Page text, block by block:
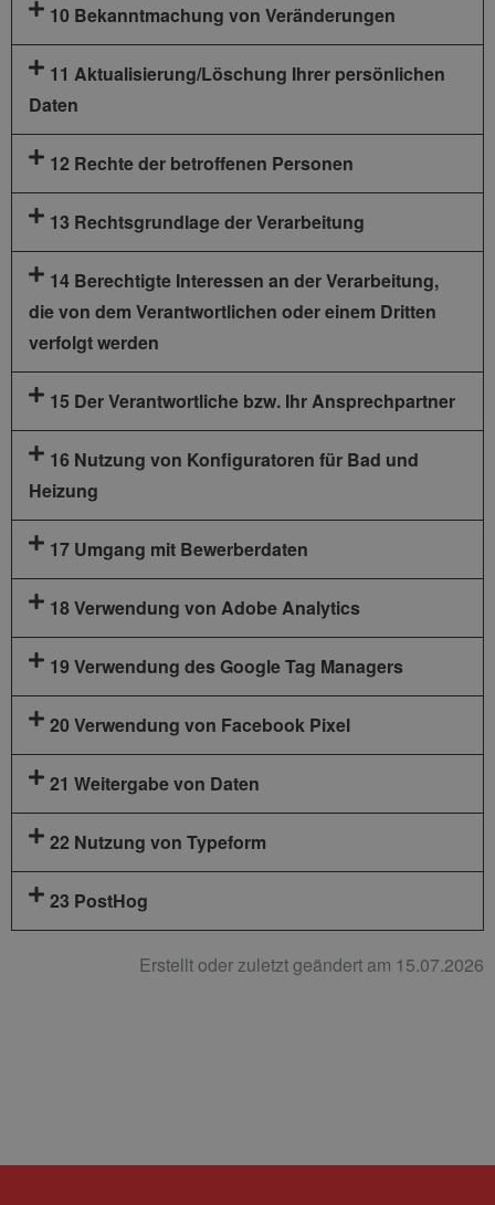
10 Bekanntmachung von Veränderungen
11 Aktualisierung/Löschung Ihrer persönlichen
Daten
12 Rechte der betroffenen Personen
13 Rechtsgrundlage der Verarbeitung
14 Berechtigte Interessen an der Verarbeitung,
die von dem Verantwortlichen oder einem Dritten
verfolgt werden
15 Der Verantwortliche bzw. Ihr Ansprechpartner
16 Nutzung von Konfiguratoren für Bad und
Heizung
17 Umgang mit Bewerberdaten
18 Verwendung von Adobe Analytics
19 Verwendung des Google Tag Managers
20 Verwendung von Facebook Pixel
21 Weitergabe von Daten
22 Nutzung von Typeform
23 PostHog
Erstellt oder zuletzt geändert am 15.07.2026